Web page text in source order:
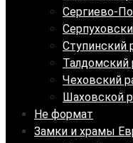
Сергиево-
Ступинский
Талдомский
Чеховский
Шаховской
Не формат
Замки и храмы